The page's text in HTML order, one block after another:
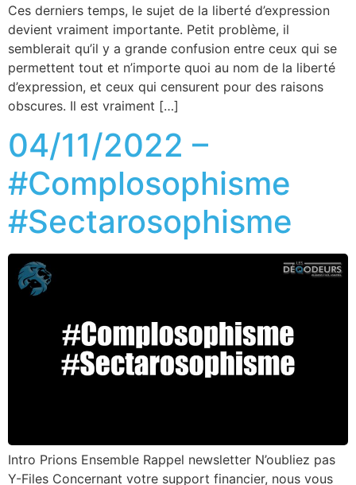
Ces derniers temps, le sujet de la liberté d’expression
devient vraiment importante. Petit problème, il
semblerait qu’il y a grande confusion entre ceux qui se
permettent tout et n’importe quoi au nom de la liberté
d’expression, et ceux qui censurent pour des raisons
obscures. Il est vraiment […]
04/11/2022 –
#Complosophisme
#Sectarosophisme
Intro Prions Ensemble Rappel newsletter N’oubliez pas
Y-Files Concernant votre support financier, nous vous